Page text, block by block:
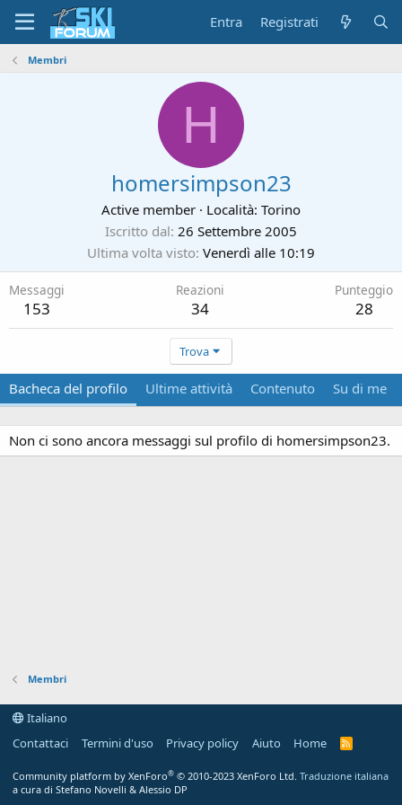
Entra Registrati
Membri
H
homersimpson23
Active member · Località: Torino
Iscritto dal 26 Settembre 2005
Ultima volta visto Venerdì alle 10:19
Messaggi
153
Reazioni
34
Punteggio
28
Trova
Bacheca del profilo Ultime attività Contenuto Su di me
Non ci sono ancora messaggi sul profilo di homersimpson23.
Membri
Italiano
Contattaci
Termini d'uso Privacy policy Aiuto Home
R
Community platform by XenForo® © 2010-2023 XenForo Ltd. Traduzione italiana
a cura di Stefano Novelli & Alessio DP